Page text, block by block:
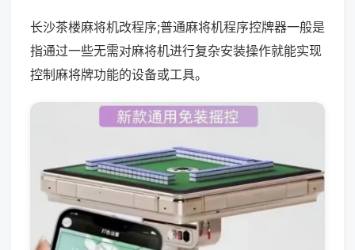
长沙茶楼麻将机改程序;普通麻将机程序控牌器一般是
指通过一些无需对麻将机进行复杂安装操作就能实现
控制麻将牌功能的设备或工具。